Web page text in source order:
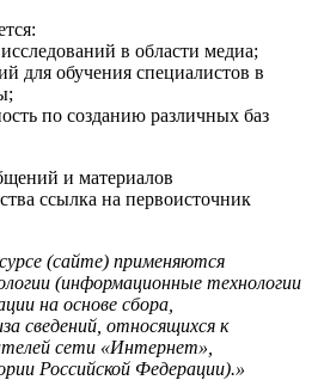
в области медиа;
для обучения специалистов в
по созданию различных баз
и материалов
ссылка на первоисточник
(сайте) применяются
(информационные технологии
на основе сбора,
сведений, относящихся к
сети «Интернет»,
Российской Федерации).»